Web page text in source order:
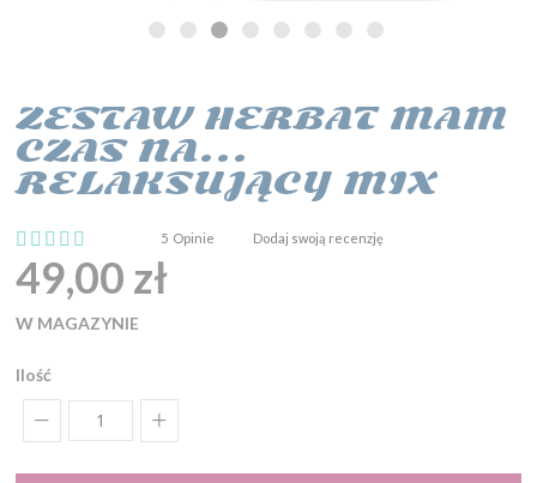
ZESTAW HERBAT MAM
CZAS NA…
RELAKSUJĄCY MIX
Ocena:
100
% of100
5 Opinie Dodaj swoją recenzję
49,00 zł
W MAGAZYNIE
Ilość
Przejdź
na
początek
galerii